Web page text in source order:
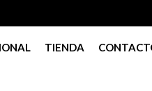
TIENDA